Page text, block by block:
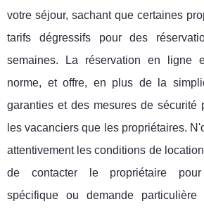
votre séjour, sachant que certaines
tarifs dégressifs pour des
semaines. La réservation en ligne
norme, et offre, en plus de la
garanties et des mesures de sécurité
les vacanciers que les propriétaires.
attentivement les conditions de
de contacter le propriétaire
spécifique ou demande particulière